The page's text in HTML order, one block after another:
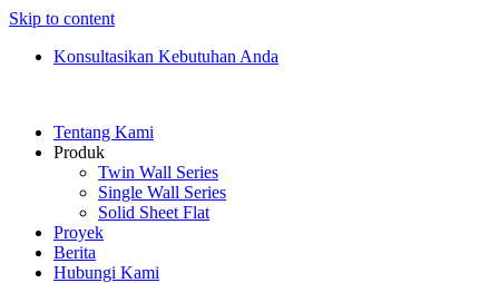
Skip to content
Konsultasikan Kebutuhan Anda
Tentang Kami
Produk
Twin Wall Series
Single Wall Series
Solid Sheet Flat
Proyek
Berita
Hubungi Kami